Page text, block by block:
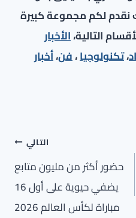
نقدم لكم مجموعة كبيرة
التالية،الأخبار
،تكنولوجيا،فن،أخبار
التالي
حضور أكثر من مليون متابع
يضفي حيوية على أول 16
مباراة لكأس العالم 2026